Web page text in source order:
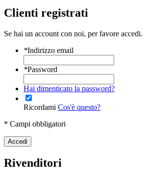
Clienti registrati
Se hai un account con noi, per favore accedi.
*Indirizzo email
*Password
Hai dimenticato la password?
Ricordami Cos'è questo?
* Campi obbligatori
Accedi
Rivenditori